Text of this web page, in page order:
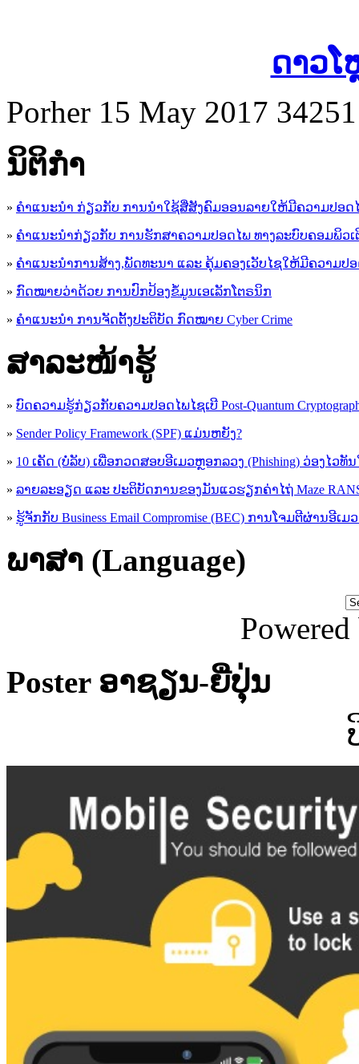
ດາວໂ
Porher 15 May 2017
ນິ​ຕິ​ກໍາ
» ຄໍາແນະນໍາ ກ່ຽວກັບ ການນໍາໃຊ້ສື່ສັງຄົມອອນລາຍໃຫ້ມີຄວາມປອດ
» ຄຳແນະນຳກ່ຽວກັບ ການຮັກສາຄວາມປອດໄພ ທາງລະບົບຄອມພິວເ
» ຄຳແນະນຳການສ້າງ,ພັດທະນາ ແລະ ຄຸ້ມຄອງເວັບໄຊໃຫ້ມີຄວາມປ
» ກົດໝາຍວ່າດ້ວຍ ການປົກປ້ອງຂໍ້ມູນເອເລັກໂຕຣນິກ
» ຄຳແນະນຳ ການຈັດຕັ້ງປະຕິບັດ ກົດໝາຍ Cyber Crime
ສາລະໜ້າຮູ້
» ບົດຄວາມຮູ້ກ່ຽວກັບຄວາມປອດໄພໄຊເບີ Post-Quantum
» Sender Policy Framework (SPF) ແມ່ນຫຍັງ?
» 10 ເຄັດ (ບໍ່ລັບ) ເພື່ອກວດສອບອີເມວຫຼອກລວງ (Phishing) ວ່ອງໄວທັ
» ລາຍລະອຽດ ແລະ ປະຕິບັດການຂອງມັນແວຮຽກຄ່າໄຖ່ Maze
» ຮູ້​ຈັກກັບ​ Business Email Compromise (BEC) ການ​ໂຈມ​ຕີ​ຜ່ານ​ອີ​ເ
ພາສາ (Language)
Poster ອາຊຽນ-ຍີ່ປຸ່ນ